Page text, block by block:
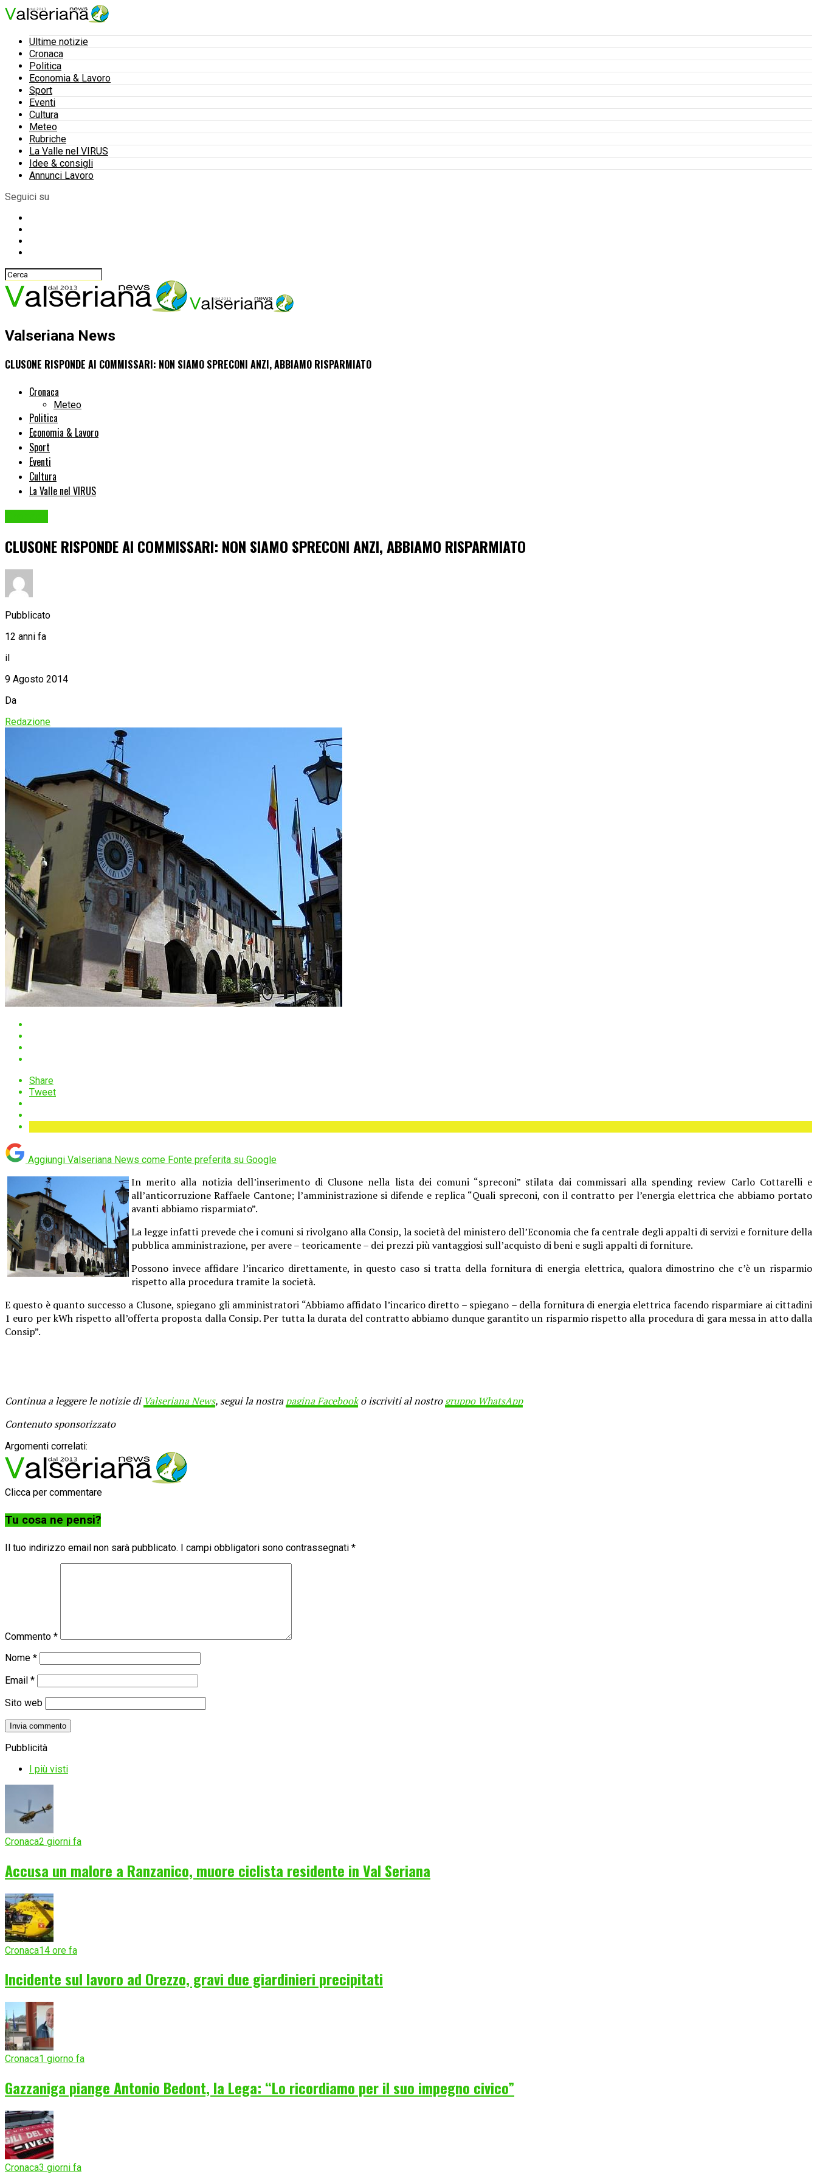
Ultime notizie
Cronaca
Politica
Economia & Lavoro
Sport
Eventi
Cultura
Meteo
Rubriche
La Valle nel VIRUS
Idee & consigli
Annunci Lavoro
Seguici su
Valseriana News
CLUSONE RISPONDE AI COMMISSARI: NON SIAMO SPRECONI ANZI, ABBIAMO RISPARMIATO
Cronaca
Meteo
Politica
Economia & Lavoro
Sport
Eventi
Cultura
La Valle nel VIRUS
CLUSONE RISPONDE AI COMMISSARI: NON SIAMO SPRECONI ANZI, ABBIAMO RISPARMIATO
Pubblicato
12 anni fa
il
9 Agosto 2014
Da
Redazione
Share
Tweet
Aggiungi Valseriana News come Fonte preferita su Google
In merito alla notizia dell’inserimento di Clusone nella lista dei comuni “spreconi” stilata dai commissari alla spending review Carlo Cottarelli e
all’anticorruzione Raffaele Cantone; l’amministrazione si difende e replica “Quali spreconi, con il contratto per l’energia elettrica che abbiamo portato
avanti abbiamo risparmiato”.
La legge infatti prevede che i comuni si rivolgano alla Consip, la società del ministero dell’Economia che fa centrale degli appalti di servizi e forniture della
pubblica amministrazione, per avere – teoricamente – dei prezzi più vantaggiosi sull’acquisto di beni e sugli appalti di forniture.
Possono invece affidare l’incarico direttamente, in questo caso si tratta della fornitura di energia elettrica, qualora dimostrino che c’è un risparmio
rispetto alla procedura tramite la società.
E questo è quanto successo a Clusone, spiegano gli amministratori “Abbiamo affidato l’incarico diretto – spiegano – della fornitura di energia elettrica facendo risparmiare ai cittadini
1 euro per kWh rispetto all’offerta proposta dalla Consip. Per tutta la durata del contratto abbiamo dunque garantito un risparmio rispetto alla procedura di gara messa in atto dalla
Consip”.
Continua a leggere le notizie di Valseriana News, segui la nostrapagina Facebooko iscriviti al nostrogruppo WhatsApp
Contenuto sponsorizzato
Argomenti correlati:
Clicca per commentare
Tu cosa ne pensi?
Il tuo indirizzo email non sarà pubblicato. I campi obbligatori sono contrassegnati *
Commento *
Nome *
Email *
Sito web
Pubblicità
I più visti
Cronaca2 giorni fa
Accusa un malore a Ranzanico, muore ciclista residente in Val Seriana
Cronaca14 ore fa
Incidente sul lavoro ad Orezzo, gravi due giardinieri precipitati
Cronaca1 giorno fa
Gazzaniga piange Antonio Bedont, la Lega: “Lo ricordiamo per il suo impegno civico”
Cronaca3 giorni fa